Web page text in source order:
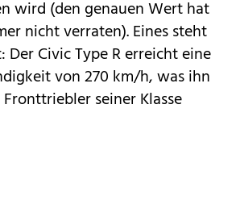
wird (den genauen Wert hat
nicht verraten). Eines steht
Der Civic Type R erreicht eine
von 270 km/h, was ihn
seiner Klasse